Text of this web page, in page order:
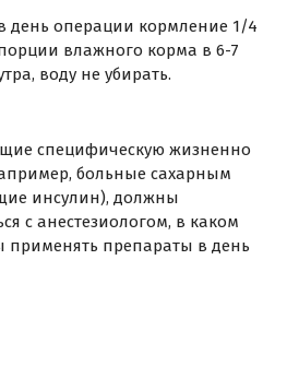
день операции кормление 1/4
влажного корма в 6-7
воду не убирать.
специфическую жизненно
больные сахарным
инсулин), должны
с анестезиологом, в каком
препараты в день